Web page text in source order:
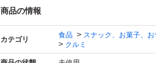
※少しでもお安くお譲りさせていただくた
厚めの梱包材ご希望の場合＋50円です。
商品の情報
カテゴリ
食品 スナック、お菓子、
クルミ